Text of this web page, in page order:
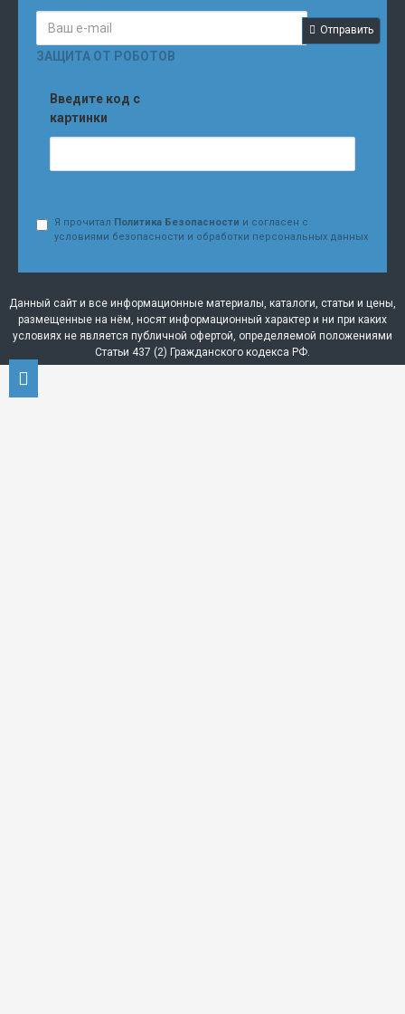
Отправить
ЗАЩИТА ОТ РОБОТОВ
Введите код с
картинки
Я прочитал Политика Безопасности и согласен с
условиями безопасности и обработки персональных данных
Данный сайт и все информационные материалы, каталоги, статьи и цены,
размещенные на нём, носят информационный характер и ни при каких
условиях не является публичной офертой, определяемой положениями
Статьи 437 (2) Гражданского кодекса РФ.